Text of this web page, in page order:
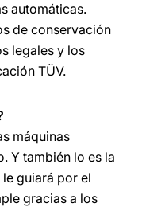
automáticas.
de conservación
legales y los
TÜV.
máquinas
Y también lo es la
guiará por el
gracias a los